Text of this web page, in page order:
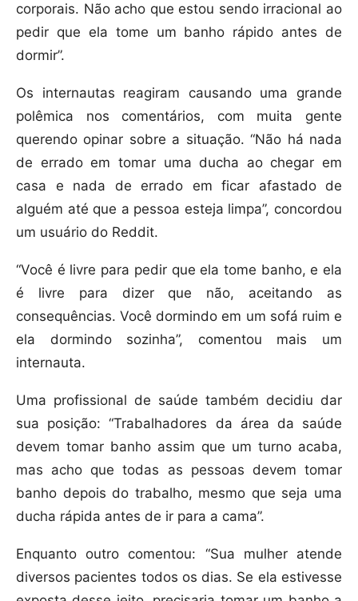
corporais. Não acho que estou sendo irracional ao
pedir que ela tome um banho rápido antes de
dormir”.
Os internautas reagiram causando uma grande
polêmica nos comentários, com muita gente
querendo opinar sobre a situação. “Não há nada
de errado em tomar uma ducha ao chegar em
casa e nada de errado em ficar afastado de
alguém até que a pessoa esteja limpa”, concordou
um usuário do Reddit.
“Você é livre para pedir que ela tome banho, e ela
é livre para dizer que não, aceitando as
consequências. Você dormindo em um sofá ruim e
ela dormindo sozinha”, comentou mais um
internauta.
Uma profissional de saúde também decidiu dar
sua posição: “Trabalhadores da área da saúde
devem tomar banho assim que um turno acaba,
mas acho que todas as pessoas devem tomar
banho depois do trabalho, mesmo que seja uma
ducha rápida antes de ir para a cama”.
Enquanto outro comentou: “Sua mulher atende
diversos pacientes todos os dias. Se ela estivesse